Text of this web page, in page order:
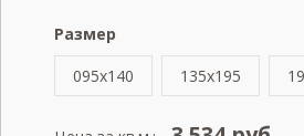
Размер
095x140
135x195